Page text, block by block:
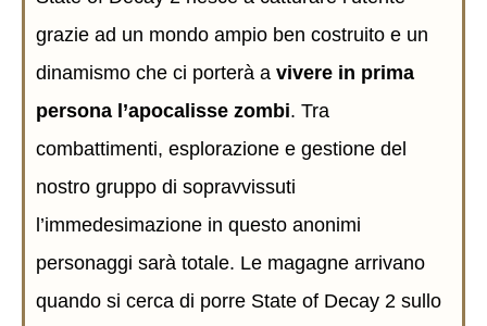
grazie ad un mondo ampio ben costruito e un
dinamismo che ci porterà a vivere in prima
persona l’apocalisse zombi. Tra
combattimenti, esplorazione e gestione del
nostro gruppo di sopravvissuti
l’immedesimazione in questo anonimi
personaggi sarà totale. Le magagne arrivano
quando si cerca di porre State of Decay 2 sullo